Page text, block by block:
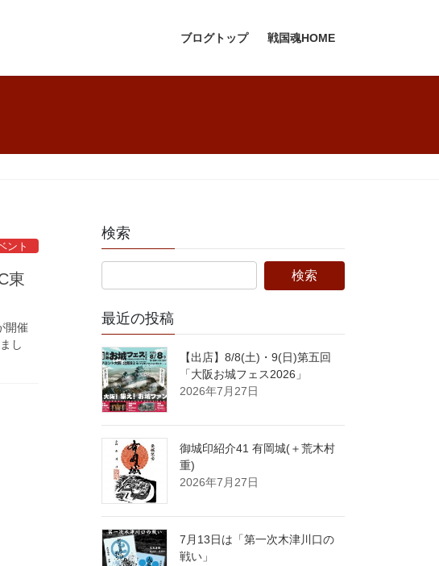
ブログトップ 戦国魂HOME
ント
東
開催
し
検索
最近の投稿
【出店】8/8(土)・9(日)第五回
「大阪お城フェス2026」
2026年7月27日
御城印紹介41 有岡城(＋荒木村
重)
2026年7月27日
7月13日は「第一次木津川口の
戦い」